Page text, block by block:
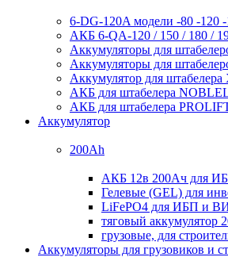
6-DG-120A модели -80 -120
АКБ 6-QA-120 / 150 / 180 /
Аккумуляторы для
Аккумуляторы для
Аккумулятор для штабелера
АКБ для штабелера
АКБ для штабелера
Аккумулятор
200Ah
АКБ 12в 200Ач для
Гелевые (GEL) для
LiFePO4 для ИБП и
тяговый аккумулятор
грузовые, для
Аккумуляторы для грузовиков и